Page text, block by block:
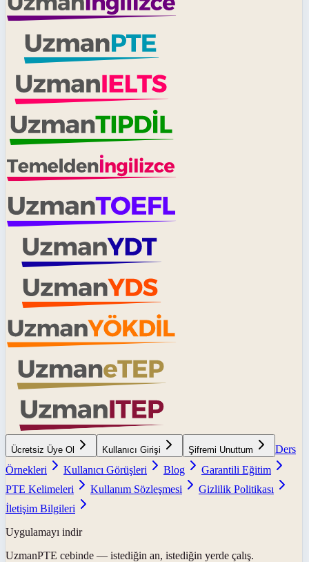
Ücretsiz Üye Ol Kullanıcı Girişi Şifremi Unuttum
Ders
Örnekleri
Kullanıcı Görüşleri Blog
Garantili Eğitim
PTE Kelimeleri
Kullanım Sözleşmesi
Gizlilik Politikası
İletişim Bilgileri
Uygulamayı indir
UzmanPTE cebinde — istediğin an, istediğin yerde çalış.